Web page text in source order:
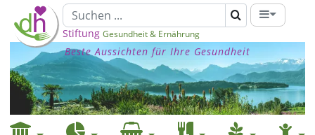
Stiftung Gesundheit & Ernährung
Beste Aussichten für Ihre Gesundheit